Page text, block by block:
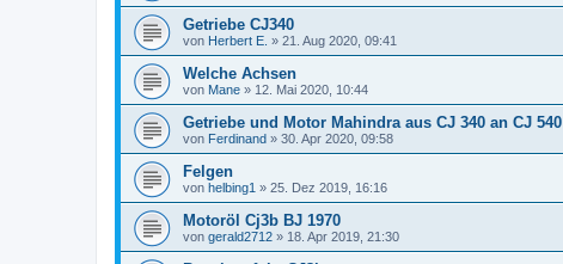
Getriebe CJ340
von Herbert E. » 21. Aug 2020, 09:41
Welche Achsen
von Mane » 12. Mai 2020, 10:44
Getriebe und Motor Mahindra aus CJ 340 an CJ 540
von Ferdinand » 30. Apr 2020, 09:58
Felgen
von helbing1 » 25. Dez 2019, 16:16
Motoröl Cj3b BJ 1970
von gerald2712 » 18. Apr 2019, 21:30